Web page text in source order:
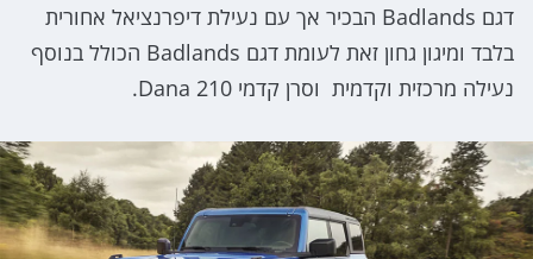
דגם Badlands הבכיר אך עם נעילת דיפרנציאל אחורית
בלבד ומיגון גחון זאת לעומת דגם Badlands הכולל בנוסף
נעילה מרכזית וקדמית וסרן קדמי Dana 210.